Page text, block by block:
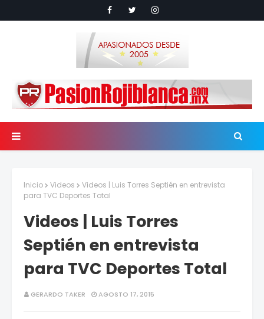
Inicio Videos
Videos | Luis Torres Septién en entrevista
para TVC Deportes Total
Videos | Luis Torres
Septién en entrevista
para TVC Deportes Total
GERARDO TAKER AGOSTO 17, 2015